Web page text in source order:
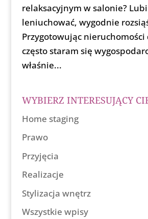
relaksacyjnym w salonie?
leniuchować, wygodnie
Przygotowując nieruchomości
często staram się
właśnie...
WYBIERZ INTERESUJĄCY
Home staging
Prawo
Przyjęcia
Realizacje
Stylizacja wnętrz
Wszystkie wpisy